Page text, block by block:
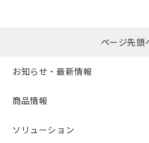
ページ先頭
お知らせ・最新情報
商品情報
ソリューション